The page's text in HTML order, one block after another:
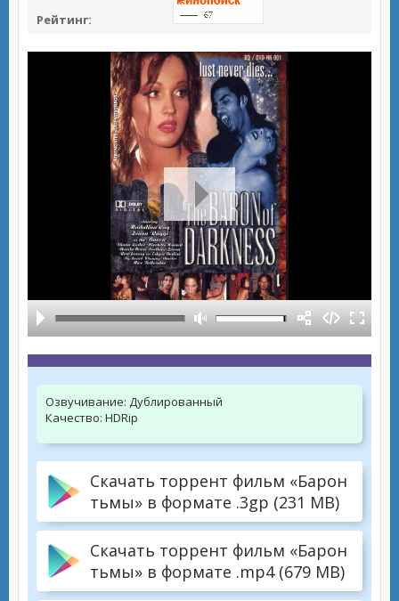
Рейтинг:
Озвучивание: Дублированный
Качество: HDRip
Скачать торрент фильм «Барон
тьмы» в формате .3gp (231 MB)
Скачать торрент фильм «Барон
тьмы» в формате .mp4 (679 MB)